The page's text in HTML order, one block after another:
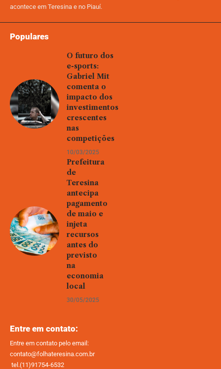
acontece em Teresina e no Piauí.
Populares
O futuro dos
e-sports:
Gabriel Mit
comenta o
impacto dos
investimentos
crescentes
nas
competições
10/03/2025
Prefeitura
de
Teresina
antecipa
pagamento
de maio e
injeta
recursos
antes do
previsto
na
economia
local
30/05/2025
Entre em contato:
Entre em contato pelo email:
contato@folhateresina.com.br
tel.(11)91754-6532